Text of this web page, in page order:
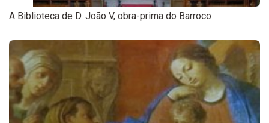
A Biblioteca de D. João V, obra-prima do Barroco